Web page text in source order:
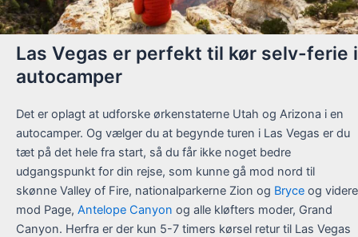
Las Vegas er perfekt til kør selv-ferie i
autocamper
Det er oplagt at udforske ørkenstaterne Utah og Arizona i en
autocamper. Og vælger du at begynde turen i Las Vegas er du
tæt på det hele fra start, så du får ikke noget bedre
udgangspunkt for din rejse, som kunne gå mod nord til
skønne Valley of Fire, nationalparkerne Zion og Bryce og videre
mod Page, Antelope Canyon og alle kløfters moder, Grand
Canyon. Herfra er der kun 5-7 timers kørsel retur til Las Vegas